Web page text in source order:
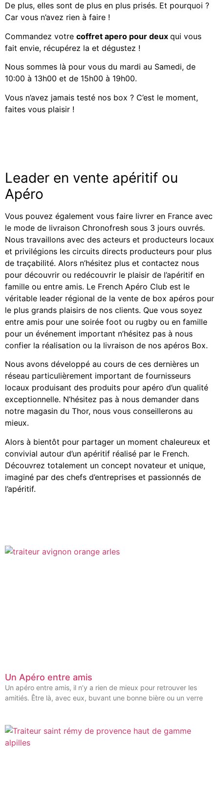
De plus, elles sont de plus en plus prisés. Et pourquoi ?
Car vous n’avez rien à faire !
Commandez votre coffret apero pour deux qui vous
fait envie, récupérez la et dégustez !
Nous sommes là pour vous du mardi au Samedi, de
10:00 à 13h00 et de 15h00 à 19h00.
Vous n’avez jamais testé nos box ? C’est le moment,
faites vous plaisir !
Leader en vente apéritif ou
Apéro
Vous pouvez également vous faire livrer en France avec
le mode de livraison Chronofresh sous 3 jours ouvrés.
Nous travaillons avec des acteurs et producteurs locaux
et privilégions les circuits directs producteurs pour plus
de traçabilité. Alors n’hésitez plus et contactez nous
pour découvrir ou redécouvrir le plaisir de l’apéritif en
famille ou entre amis. Le French Apéro Club est le
véritable leader régional de la vente de box apéros pour
le plus grands plaisirs de nos clients. Que vous soyez
entre amis pour une soirée foot ou rugby ou en famille
pour un événement important n’hésitez pas à nous
confier la réalisation ou la livraison de nos apéros Box.
Nous avons développé au cours de ces dernières un
réseau particulièrement important de fournisseurs
locaux produisant des produits pour apéro d’un qualité
exceptionnelle. N’hésitez pas à nous demander dans
notre magasin du Thor, nous vous conseillerons au
mieux.
Alors à bientôt pour partager un moment chaleureux et
convivial autour d’un apéritif réalisé par le French.
Découvrez totalement un concept novateur et unique,
imaginé par des chefs d’entreprises et passionnés de
l’apéritif.
Un Apéro entre amis
Un apéro entre amis, il n’y a rien de mieux pour retrouver les
amitiés. Être là, avec eux, buvant une bonne bière ou un verre